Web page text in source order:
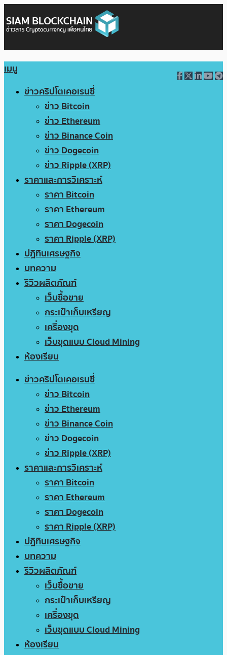
เมนู
ข่าวคริปโตเคอเรนซี่
ข่าว Bitcoin
ข่าว Ethereum
ข่าว Binance Coin
ข่าว Dogecoin
ข่าว Ripple (XRP)
ราคาและการวิเคราะห์
ราคา Bitcoin
ราคา Ethereum
ราคา Dogecoin
ราคา Ripple (XRP)
ปฏิทินเศรษฐกิจ
บทความ
รีวิวผลิตภัณฑ์
เว็บซื้อขาย
กระเป๋าเก็บเหรียญ
เครื่องขุด
เว็บขุดแบบ Cloud Mining
ห้องเรียน
ข่าวคริปโตเคอเรนซี่
ข่าว Bitcoin
ข่าว Ethereum
ข่าว Binance Coin
ข่าว Dogecoin
ข่าว Ripple (XRP)
ราคาและการวิเคราะห์
ราคา Bitcoin
ราคา Ethereum
ราคา Dogecoin
ราคา Ripple (XRP)
ปฏิทินเศรษฐกิจ
บทความ
รีวิวผลิตภัณฑ์
เว็บซื้อขาย
กระเป๋าเก็บเหรียญ
เครื่องขุด
เว็บขุดแบบ Cloud Mining
ห้องเรียน